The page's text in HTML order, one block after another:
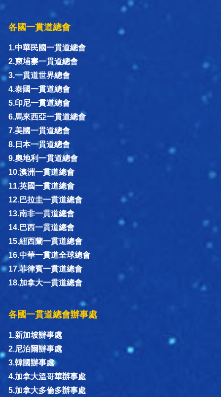
各國一貫道總會
1.中華民國一貫道總會
2.柬埔寨一貫道總會
3.一貫道世界總會
4.泰國一貫道總會
5.印尼一貫道總會
6.馬來西亞一貫道總會
7.美國一貫道總會
8.日本一貫道總會
9.奧地利一貫道總會
10.澳洲一貫道總會
11.英國一貫道總會
12.巴拉圭一貫道總會
13.南非一貫道總會
14.巴西一貫道總會
15.紐西蘭一貫道總會
16.中華一貫道全球總會
17.菲律賓一貫道總會
18.加拿大一貫道總會
各國一貫道總會辦事處
1.新加坡辦事處
2.尼泊爾辦事處
3.韓國辦事處
4.加拿大溫哥華辦事處
5.加拿大多倫多辦事處